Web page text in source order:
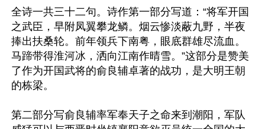
全诗一共三十二句。诗作第一部分写道：“将军开国
之武臣，早附凤翼攀龙鳞。烟云惨淡蔽九野，半夜
捧出扶桑轮。前年领兵下南粤，眼底群雄尽流血。
马蹄带得淮河冰，洒向江南作晴雪。”这部分是赞美
了作为开国武将的俞良辅卓著的战功，是大明王朝
的栋梁。
第二部分写俞良辅率军奉天子之命来到潮阳，军队